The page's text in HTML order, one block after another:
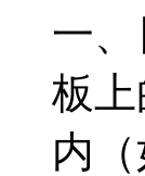
一
板
内